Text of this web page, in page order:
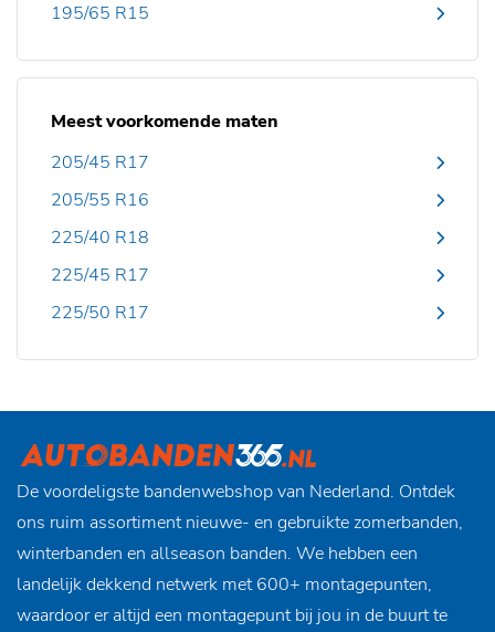
195/65 R15
Meest voorkomende maten
205/45 R17
205/55 R16
225/40 R18
225/45 R17
225/50 R17
De voordeligste bandenwebshop van Nederland. Ontdek
ons ruim assortiment nieuwe- en gebruikte zomerbanden,
winterbanden en allseason banden. We hebben een
landelijk dekkend netwerk met 600+ montagepunten,
waardoor er altijd een montagepunt bij jou in de buurt te